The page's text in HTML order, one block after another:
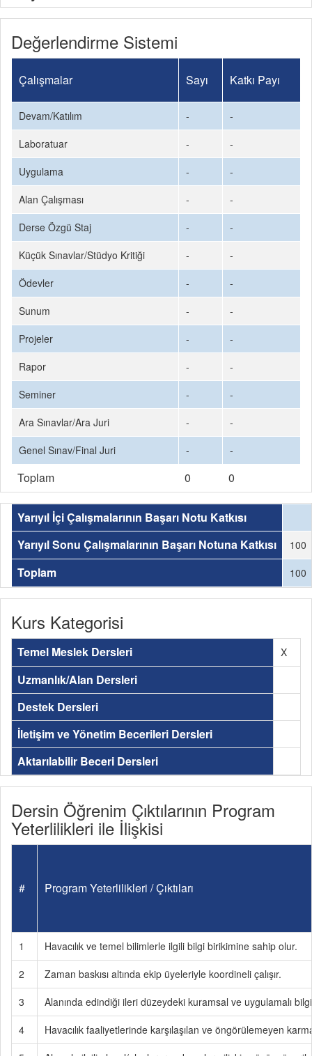
Değerlendirme Sistemi
Çalışmalar Sayı Katkı Payı
Devam/Katılım -
-
Laboratuar
-
-
Uygulama
-
-
Alan Çalışması
-
-
Derse Özgü Staj
-
-
Küçük Sınavlar/Stüdyo Kritiği
-
-
Ödevler
-
-
Sunum
-
-
Projeler
-
-
Rapor
-
-
Seminer
-
-
Ara Sınavlar/Ara Juri
-
-
Genel Sınav/Final Juri
- -
Toplam 0 0
Yarıyıl İçi Çalışmalarının Başarı Notu Katkısı
Yarıyıl Sonu Çalışmalarının Başarı Notuna Katkısı
100
Toplam 100
Kurs Kategorisi
Temel Meslek Dersleri X
Uzmanlık/Alan Dersleri
Destek Dersleri
İletişim ve Yönetim Becerileri Dersleri
Aktarılabilir Beceri Dersleri
Dersin Öğrenim Çıktılarının Program
Yeterlilikleri ile İlişkisi
# Program Yeterlilikleri / Çıktıları
1
Havacılık ve temel bilimlerle ilgili bilgi birikimine sahip olur.
2
Zaman baskısı altında ekip üyeleriyle koordineli çalışır.
3
Alanında edindiği ileri düzeydeki kuramsal ve uygulamalı
4
Havacılık faaliyetlerinde karşılaşılan ve öngörülemeyen